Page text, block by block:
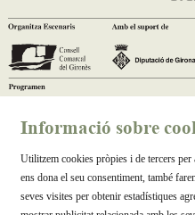
Informació sobre
Utilitzem cookies pròpies i de tercers
ens dona el seu consentiment, també
seves visites per obtenir estadístiques